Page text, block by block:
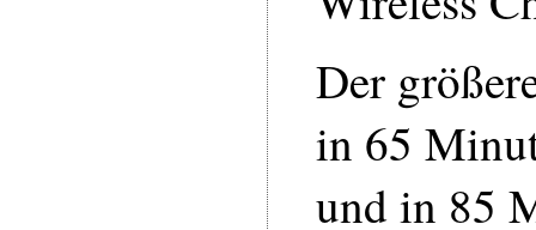
Der
in 65
und in 85